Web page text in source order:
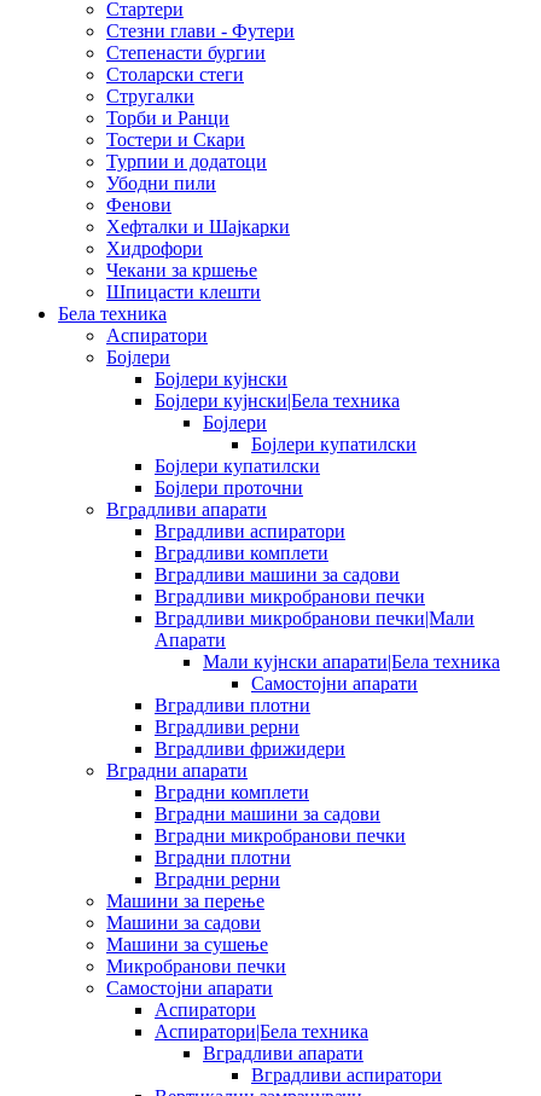
Стартери
Стезни глави - Футери
Степенасти бургии
Столарски стеги
Стругалки
Торби и Ранци
Тостери и Скари
Турпии и додатоци
Убодни пили
Фенови
Хефталки и Шајкарки
Хидрофори
Чекани за кршење
Шпицасти клешти
Бела техника
Аспиратори
Бојлери
Бојлери кујнски
Бојлери кујнски|Бела техника
Бојлери
Бојлери купатилски
Бојлери купатилски
Бојлери проточни
Вградливи апарати
Вградливи аспиратори
Вградливи комплети
Вградливи машини за садови
Вградливи микробранови печки
Вградливи микробранови печки|Мали
Апарати
Мали кујнски апарати|Бела техника
Самостојни апарати
Вградливи плотни
Вградливи рерни
Вградливи фрижидери
Вградни апарати
Вградни комплети
Вградни машини за садови
Вградни микробранови печки
Вградни плотни
Вградни рерни
Машини за перење
Машини за садови
Машини за сушење
Микробранови печки
Самостојни апарати
Аспиратори
Аспиратори|Бела техника
Вградливи апарати
Вградливи аспиратори